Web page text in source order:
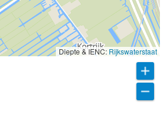
Diepte & IENC: Rijkswaterstaat